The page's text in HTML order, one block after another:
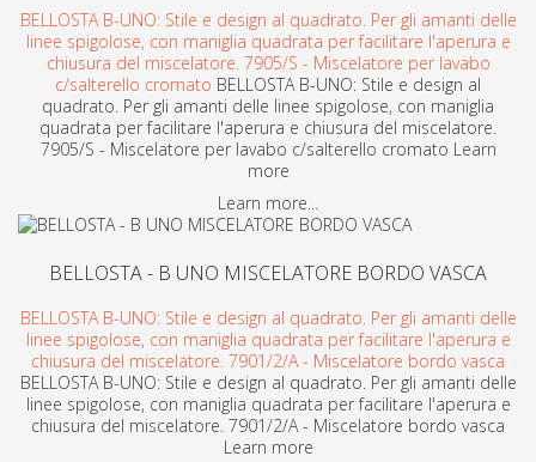
BELLOSTA B-UNO: Stile e design al quadrato. Per gli amanti delle
linee spigolose, con maniglia quadrata per facilitare l'aperura e
chiusura del miscelatore. 7905/S - Miscelatore per lavabo
c/salterello cromato BELLOSTA B-UNO: Stile e design al
quadrato. Per gli amanti delle linee spigolose, con maniglia
quadrata per facilitare l'aperura e chiusura del miscelatore.
7905/S - Miscelatore per lavabo c/salterello cromato Learn
more
Learn more...
BELLOSTA - B UNO MISCELATORE BORDO VASCA
BELLOSTA B-UNO: Stile e design al quadrato. Per gli amanti delle
linee spigolose, con maniglia quadrata per facilitare l'aperura e
chiusura del miscelatore. 7901/2/A - Miscelatore bordo vasca
BELLOSTA B-UNO: Stile e design al quadrato. Per gli amanti delle
linee spigolose, con maniglia quadrata per facilitare l'aperura e
chiusura del miscelatore. 7901/2/A - Miscelatore bordo vasca
Learn more